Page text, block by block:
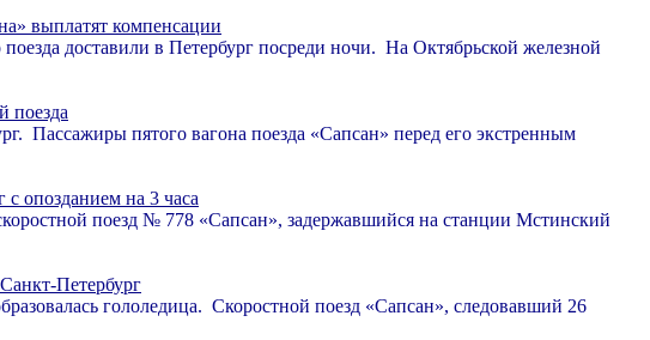
выплатят компенсации
доставили в Петербург посреди ночи. На Октябрьской железной
поезда
Пассажиры пятого вагона поезда «Сапсан» перед его экстренным
опозданием на 3 часа
поезд № 778 «Сапсан», задержавшийся на станции Мстинский
Петербург
гололедица. Скоростной поезд «Сапсан», следовавший 26